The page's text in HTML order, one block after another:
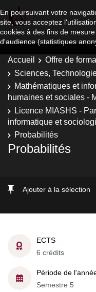
En poursuivant votre
site, vous acceptez
cookies à des fins de mesure
d'audience (statistiques
Accueil Offre de
Sciences,
Mathématiques et
humaines et sociales -
Licence MIASHS -
informatique et
Probabilités
Probabilités
Ajouter à la sélection
ECTS
6 crédits
Période de
Semestre 5